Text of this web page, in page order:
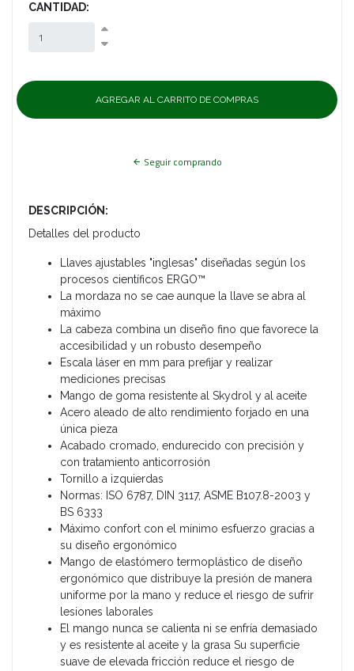
CANTIDAD:
Seguir comprando
DESCRIPCIÓN:
Detalles del producto
Llaves ajustables "inglesas" diseñadas según los
procesos científicos ERGO™
La mordaza no se cae aunque la llave se abra al
máximo
La cabeza combina un diseño fino que favorece la
accesibilidad y un robusto desempeño
Escala láser en mm para prefijar y realizar
mediciones precisas
Mango de goma resistente al Skydrol y al aceite
Acero aleado de alto rendimiento forjado en una
única pieza
Acabado cromado, endurecido con precisión y
con tratamiento anticorrosión
Tornillo a izquierdas
Normas: ISO 6787, DIN 3117, ASME B107.8-2003 y
BS 6333
Máximo confort con el mínimo esfuerzo gracias a
su diseño ergonómico
Mango de elastómero termoplástico de diseño
ergonómico que distribuye la presión de manera
uniforme por la mano y reduce el riesgo de sufrir
lesiones laborales
El mango nunca se calienta ni se enfría demasiado
y es resistente al aceite y la grasa Su superficie
suave de elevada fricción reduce el riesgo de